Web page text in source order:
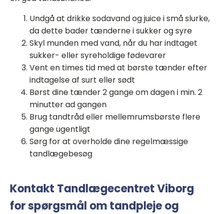
Undgå at drikke sodavand og juice i små slurke,
da dette bader tænderne i sukker og syre
Skyl munden med vand, når du har indtaget
sukker- eller syreholdige fødevarer
Vent en times tid med at børste tænder efter
indtagelse af surt eller sødt
Børst dine tænder 2 gange om dagen i min. 2
minutter ad gangen
Brug tandtråd eller mellemrumsbørste flere
gange ugentligt
Sørg for at overholde dine regelmæssige
tandlægebesøg
Kontakt Tandlægecentret Viborg
for spørgsmål om tandpleje og